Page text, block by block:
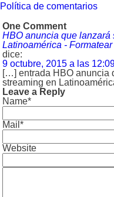
Política de comentarios
One Comment
HBO anuncia que lanzará
Latinoamérica -
dice:
9 octubre, 2015 a las
[…] entrada HBO anuncia
streaming en
Leave a Reply
Name*
Mail*
Website